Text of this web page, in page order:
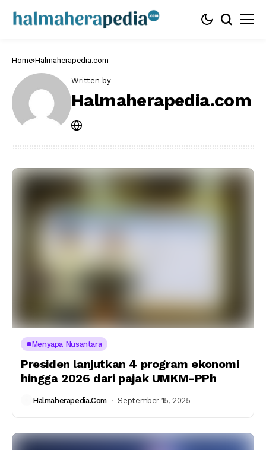
Home Halmaherapedia.com
Written by
Halmaherapedia.com
Menyapa Nusantara
Presiden lanjutkan 4 program ekonomi
hingga 2026 dari pajak UMKM-PPh
Halmaherapedia.com September 15, 2025